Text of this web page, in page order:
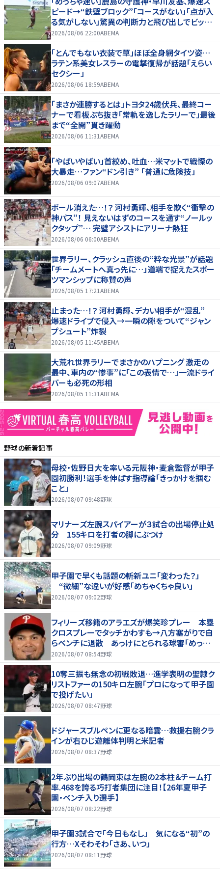
ピード→“鉄壁ブロック”「コースがない」「点が入
る気がしない」驚異の判断力と飛び出しでビッグ
セーブ
2026/08/06 22:00ABEMA
「とんでもない衣装で草」ほぼ全身網タイツ姿…
ラテン系美女レスラーの電撃復帰が話題「えらい
セクシー」
2026/08/06 18:59ABEMA
「まさか連勝するとは」トヨタ24歳伏兵、最終コー
ナーで看板ぶち抜き「常軌を逸したラリーで」最後
まで“全開”貫き躍動
2026/08/06 11:31ABEMA
「やばいやばい」首絞め、吐血…米マットで戦慄の
大暴走…ファン“ドン引き” 「普通に危険技」
2026/08/06 09:07ABEMA
ボール消えた…！？ 河村勇輝、相手を欺く“衝撃の
神パス”！ 見えないはずのコースを通す“ノールッ
クタップ”… 完璧アシストにアリーナ熱狂
2026/08/06 06:00ABEMA
世界ラリー、クラッシュ直後の“粋な光景”が話題
「チームメートへ真っ先に…」道端で捉えたスポー
ツマンシップに称賛の声
2026/08/05 17:21ABEMA
止まった…！？ 河村勇輝、デカい相手が“混乱”
爆速ドライブで侵入→一瞬の隙をついて“ジャン
プシュート”炸裂
2026/08/05 11:45ABEMA
大荒れ世界ラリーでまさかのハプニング 激走の
最中、車内の“惨事”に「この表情で…」一流ドライ
バーも必死の形相
2026/08/05 11:31ABEMA
野球の新着記事
母校・佐野日大を率いる元阪神・麦倉監督が甲子
園初勝利！選手を伸ばす指導論「きっかけを掴む
こと」
2026/08/07 09:48野球
マリナーズ左腕スパイアーが３試合の出場停止処
分 155キロを打者の脚にぶつけ
2026/08/07 09:09野球
甲子園で早くも話題の斬新ユニ「変わった？」
“微細”な違いが好感「めちゃくちゃ良い」
2026/08/07 09:02野球
フィリーズ移籍のアラエズが爆笑珍プレー 本塁
クロスプレーでタッチかわすも→八方塞がりで自
らベンチに退散 あっけにとられる球審「めっちゃ
笑った」
2026/08/07 08:54野球
10奪三振も無念の初戦敗退…進学表明の聖隷ク
リストファーの150キロ左腕「プロになって甲子園
で投げたい」
2026/08/07 08:47野球
ドジャースブルペンに更なる暗雲…救援右腕クラ
インが右ひじ遊離体判明と米記者
2026/08/07 08:37野球
2年ぶり出場の鶴岡東は左腕の2本柱＆チーム打
率.468を誇る巧打者集団に注目！【26年夏甲子
園・ベンチ入り選手】
2026/08/07 08:22野球
甲子園3試合で「今日もなし」 気になる“初”の
行方…Xそわそわ「さあ、いつ」
2026/08/07 08:11 野球